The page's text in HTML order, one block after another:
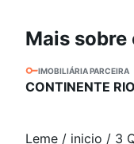
Mais sobre
IMOBILIÁRIA PARCEIRA
CONTINENTE
Leme / inicio / 3